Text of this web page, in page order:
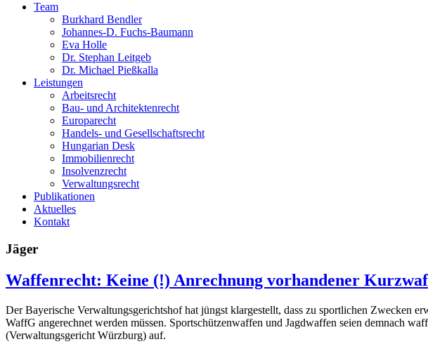
Team
Burkhard Bendler
Johannes-D. Fuchs-Baumann
Eva Holle
Dr. Stephan Leitgeb
Dr. Michael Pießkalla
Leistungen
Arbeitsrecht
Bau- und Architektenrecht
Europarecht
Handels- und Gesellschaftsrecht
Hungarian Desk
Immobilienrecht
Insolvenzrecht
Verwaltungsrecht
Publikationen
Aktuelles
Kontakt
Jäger
Waffenrecht: Keine (!) Anrechnung vorhandener
Der Bayerische Verwaltungsgerichtshof hat jüngst klargestellt, dass zu sportlichen Zwecken
WaffG angerechnet werden müssen. Sportschützenwaffen und Jagdwaffen seien demnach
(Verwaltungsgericht Würzburg) auf.